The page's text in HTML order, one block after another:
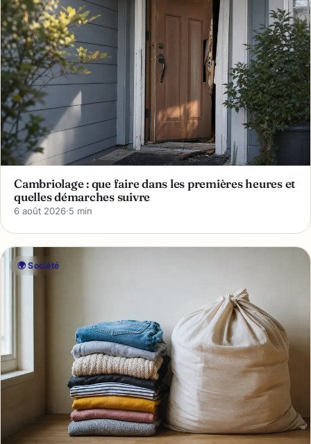
Cambriolage : que faire dans les premières heures et
quelles démarches suivre
6 août 2026·5 min
🌍 Société